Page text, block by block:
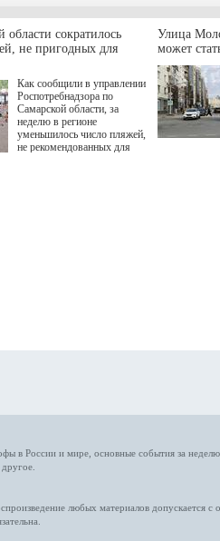
Дмитрий Куличков и Юлия
Волкова в роли родителей.
Режиссер-постановщик
проекта — Егор Чичканов
снова здравствуйте!").
подорожания было понятно,
где именно цена "поехала"
вверх и кто её разогнал.
области сократилось
не пригодных для
Как сообщили в управлении
Роспотребнадзора по
Самарской области, за
неделю в регионе
уменьшилось число пляжей,
не рекомендованных для
Улица
может
в России и мире , основные события за неделю
другое
любых материалов допускается с